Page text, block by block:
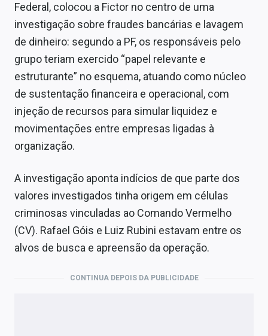
Federal, colocou a Fictor no centro de uma
investigação sobre fraudes bancárias e lavagem
de dinheiro: segundo a PF, os responsáveis pelo
grupo teriam exercido “papel relevante e
estruturante” no esquema, atuando como núcleo
de sustentação financeira e operacional, com
injeção de recursos para simular liquidez e
movimentações entre empresas ligadas à
organização.
A investigação aponta indícios de que parte dos
valores investigados tinha origem em células
criminosas vinculadas ao Comando Vermelho
(CV). Rafael Góis e Luiz Rubini estavam entre os
alvos de busca e apreensão da operação.
CONTINUA DEPOIS DA PUBLICIDADE